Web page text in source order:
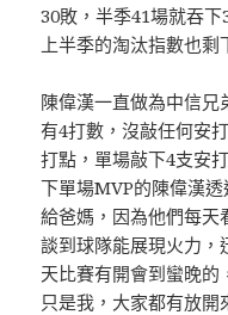
30敗，半季41場就吞下
上半季的淘汰指數也剩
陳偉漢一直做為中信
有4打數，沒敲任何安
打點，單場敲下4支安
下單場MVP的陳偉漢透
給爸媽，因為他們每天
談到球隊能展現火力，
天比賽有開會到蠻晚
只是我，大家都有放開